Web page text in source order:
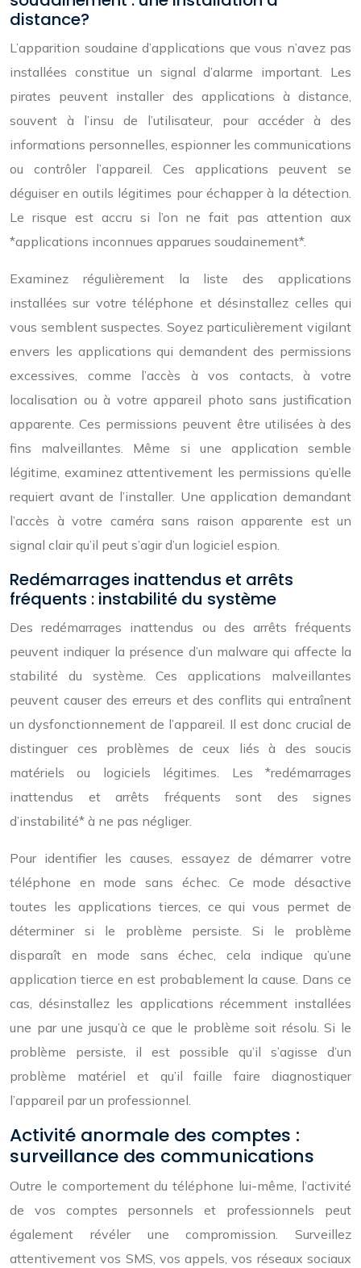
distance?
L’apparition soudaine d’applications que vous n’avez pas
installées constitue un signal d’alarme important. Les
pirates peuvent installer des applications à distance,
souvent à l’insu de l’utilisateur, pour accéder à des
informations personnelles, espionner les communications
ou contrôler l’appareil. Ces applications peuvent se
déguiser en outils légitimes pour échapper à la détection.
Le risque est accru si l’on ne fait pas attention aux
*applications inconnues apparues soudainement*.
Examinez régulièrement la liste des applications
installées sur votre téléphone et désinstallez celles qui
vous semblent suspectes. Soyez particulièrement vigilant
envers les applications qui demandent des permissions
excessives, comme l’accès à vos contacts, à votre
localisation ou à votre appareil photo sans justification
apparente. Ces permissions peuvent être utilisées à des
fins malveillantes. Même si une application semble
légitime, examinez attentivement les permissions qu’elle
requiert avant de l’installer. Une application demandant
l’accès à votre caméra sans raison apparente est un
signal clair qu’il peut s’agir d’un logiciel espion.
Redémarrages inattendus et arrêts
fréquents : instabilité du système
Des redémarrages inattendus ou des arrêts fréquents
peuvent indiquer la présence d’un malware qui affecte la
stabilité du système. Ces applications malveillantes
peuvent causer des erreurs et des conflits qui entraînent
un dysfonctionnement de l’appareil. Il est donc crucial de
distinguer ces problèmes de ceux liés à des soucis
matériels ou logiciels légitimes. Les *redémarrages
inattendus et arrêts fréquents sont des signes
d’instabilité* à ne pas négliger.
Pour identifier les causes, essayez de démarrer votre
téléphone en mode sans échec. Ce mode désactive
toutes les applications tierces, ce qui vous permet de
déterminer si le problème persiste. Si le problème
disparaît en mode sans échec, cela indique qu’une
application tierce en est probablement la cause. Dans ce
cas, désinstallez les applications récemment installées
une par une jusqu’à ce que le problème soit résolu. Si le
problème persiste, il est possible qu’il s’agisse d’un
problème matériel et qu’il faille faire diagnostiquer
l’appareil par un professionnel.
Activité anormale des comptes :
surveillance des communications
Outre le comportement du téléphone lui-même, l’activité
de vos comptes personnels et professionnels peut
également révéler une compromission. Surveillez
attentivement vos SMS, vos appels, vos réseaux sociaux